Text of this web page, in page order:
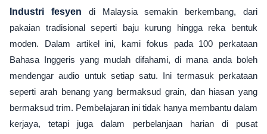
Industri fesyen di Malaysia semakin berkembang, dari
pakaian tradisional seperti baju kurung hingga reka bentuk
moden. Dalam artikel ini, kami fokus pada 100 perkataan
Bahasa Inggeris yang mudah difahami, di mana anda boleh
mendengar audio untuk setiap satu. Ini termasuk perkataan
seperti arah benang yang bermaksud grain, dan hiasan yang
bermaksud trim. Pembelajaran ini tidak hanya membantu dalam
kerjaya, tetapi juga dalam perbelanjaan harian di pusat